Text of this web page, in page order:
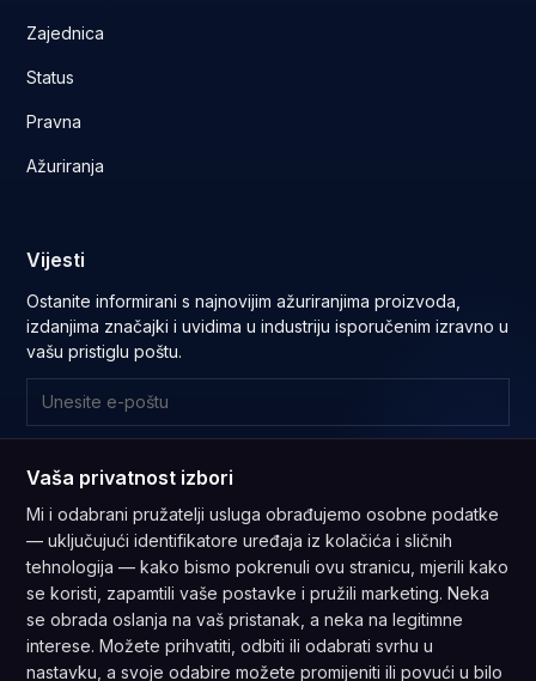
Zajednica
Status
Pravna
Ažuriranja
Vijesti
Ostanite informirani s najnovijim ažuriranjima proizvoda,
izdanjima značajki i uvidima u industriju isporučenim izravno u
vašu pristiglu poštu.
Pretplatom pristajete na naša Pravila privatnostii pristanak za
primanje ažuriranja od naše tvrtke.
Usuglašeno s GDPR Usuglašeno s CPRA
Vaša privatnost izbori
Mi i odabrani pružatelji usluga obrađujemo osobne podatke
— uključujući identifikatore uređaja iz kolačića i sličnih
tehnologija — kako bismo pokrenuli ovu stranicu, mjerili kako
se koristi, zapamtili vaše postavke i pružili marketing. Neka
se obrada oslanja na vaš pristanak, a neka na legitimne
interese. Možete prihvatiti, odbiti ili odabrati svrhu u
nastavku, a svoje odabire možete promijeniti ili povući u bilo